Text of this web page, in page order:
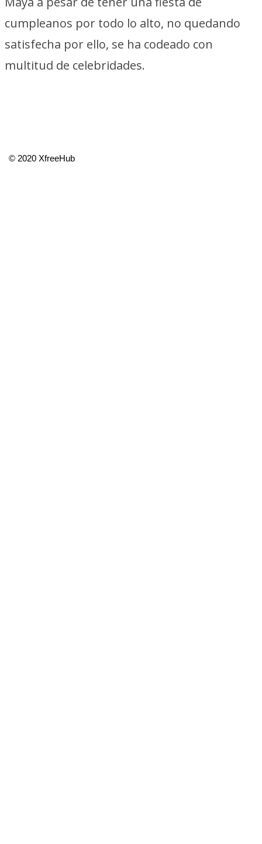
cumpleanos por todo lo alto, no quedando
satisfecha por ello, se ha codeado con
multitud de celebridades.
© 2020 XfreeHub